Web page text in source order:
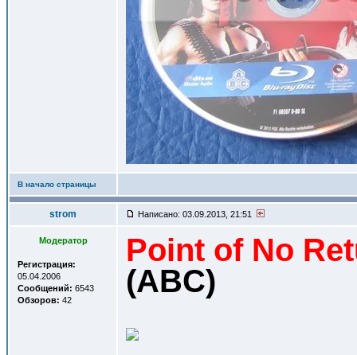
В начало страницы
strom Написано: 03.09.2013, 21:51
Модератор
Регистрация:
05.04.2006
Сообщений: 6543
Обзоров: 42
Point of No
(ABC)